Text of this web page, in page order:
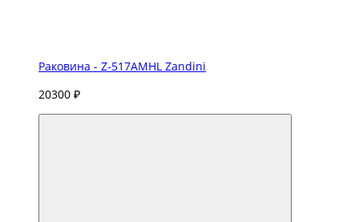
Раковина - Z-517AMHL Zandini
20300 ₽